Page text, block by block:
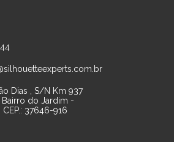
Dias , S/N Km 937
do Jardim -
37646-916